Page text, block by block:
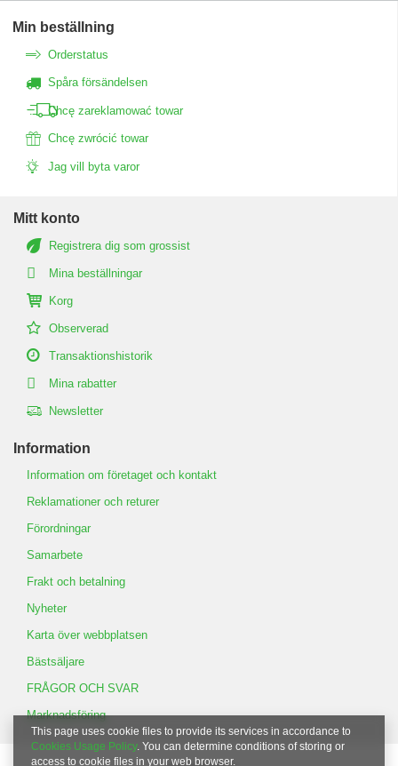
Min beställning
Orderstatus
Spåra försändelsen
Chcę zareklamować towar
Chcę zwrócić towar
Jag vill byta varor
Mitt konto
Registrera dig som grossist
Mina beställningar
Korg
Observerad
Transaktionshistorik
Mina rabatter
Newsletter
Information
Information om företaget och kontakt
Reklamationer och returer
Förordningar
Samarbete
Frakt och betalning
Nyheter
Karta över webbplatsen
Bästsäljare
FRÅGOR OCH SVAR
Marknadsföring
This page uses cookie files to provide its services in accordance to
Cookies Usage Policy. You can determine conditions of storing or
access to cookie files in your web browser.